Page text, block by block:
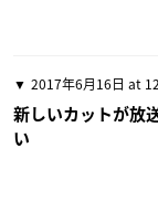
2017年6月16日 at
新しいカットが放
い